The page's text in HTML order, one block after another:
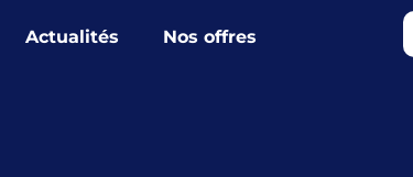
Actualités Nos offres